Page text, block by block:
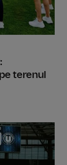
terenul